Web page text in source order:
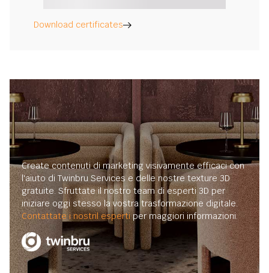
Download certificates
Create contenuti di marketing visivamente efficaci con
l'aiuto di Twinbru Services e delle nostre texture 3D
gratuite. Sfruttate il nostro team di esperti 3D per
iniziare oggi stesso la vostra trasformazione digitale.
Contattate i nostril espertiper maggiori informazioni.